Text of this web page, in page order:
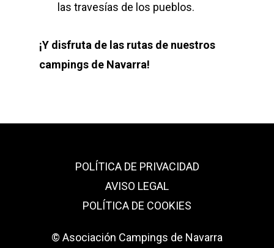
las travesías de los pueblos.
¡Y disfruta de las rutas de nuestros
campings de Navarra!
POLÍTICA DE PRIVACIDAD
AVISO LEGAL
POLÍTICA DE COOKIES
© Asociación Campings de Navarra